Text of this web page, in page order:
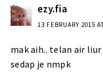
ezy.fia
13 FEBRUARY 2015
mak aih.. telan air
sedap je nmpk